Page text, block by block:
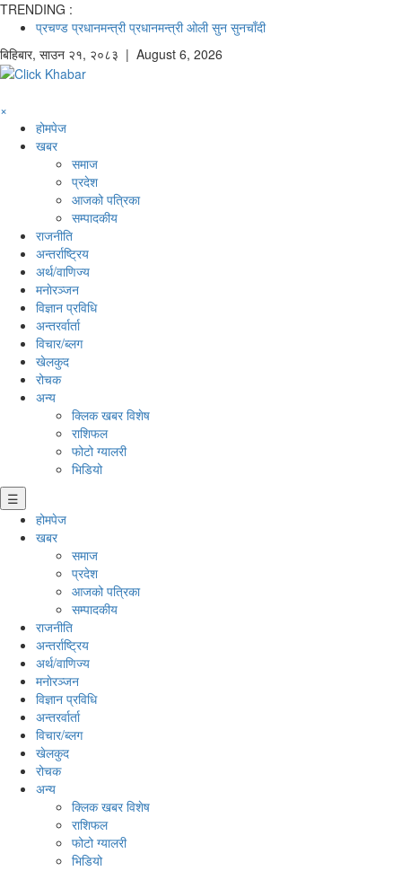
TRENDING :
प्रचण्ड प्रधानमन्त्री प्रधानमन्त्री ओली सुन सुनचाँदी
बिहिबार, साउन २१, २०८३ | August 6, 2026
×
होमपेज
खबर
समाज
प्रदेश
आजको पत्रिका
सम्पादकीय
राजनीति
अन्तर्राष्ट्रिय
अर्थ/वाणिज्य
मनाेरञ्जन
विज्ञान प्रविधि
अन्तरर्वार्ता
विचार/ब्लग
खेलकुद
रोचक
अन्य
क्लिक खबर विशेष
राशिफल
फोटो ग्यालरी
भिडियो
☰
होमपेज
खबर
समाज
प्रदेश
आजको पत्रिका
सम्पादकीय
राजनीति
अन्तर्राष्ट्रिय
अर्थ/वाणिज्य
मनाेरञ्जन
विज्ञान प्रविधि
अन्तरर्वार्ता
विचार/ब्लग
खेलकुद
रोचक
अन्य
क्लिक खबर विशेष
राशिफल
फोटो ग्यालरी
भिडियो